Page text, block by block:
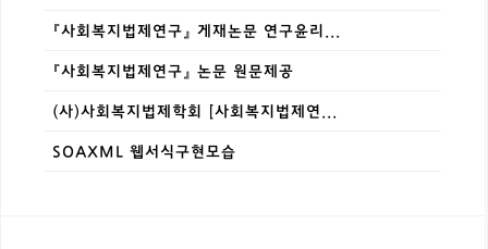
『사회복지법제연구』 게재논문 연구윤리...
『사회복지법제연구』 논문 원문제공
(사)사회복지법제학회 [사회복지법제연...
SOAXML 웹서식구현모습